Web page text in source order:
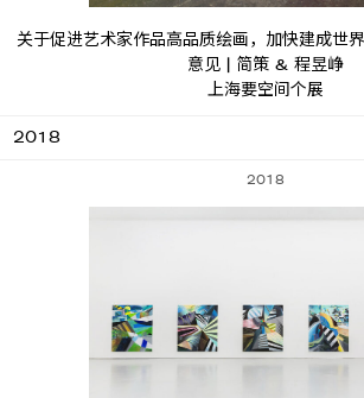
关于促进艺术家作品高品质绘画，加快建成世
意见 | 简策 & 程昱峥
上海要空间个展
2018
2018